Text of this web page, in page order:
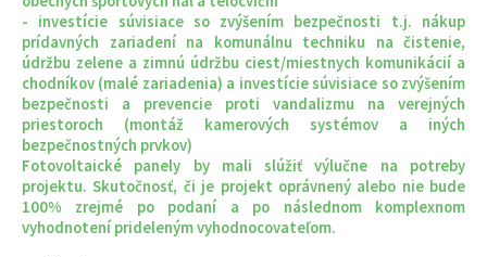
- investície súvisiace so zvýšením bezpečnosti t.j. nákup
prídavných zariadení na komunálnu techniku na čistenie,
údržbu zelene a zimnú údržbu ciest/miestnych komunikácií a
chodníkov (malé zariadenia) a investície súvisiace so zvýšením
bezpečnosti a prevencie proti vandalizmu na verejných
priestoroch (montáž kamerových systémov a iných
bezpečnostných prvkov)
Fotovoltaické panely by mali slúžiť výlučne na potreby
projektu. Skutočnosť, či je projekt oprávnený alebo nie bude
100% zrejmé po podaní a po následnom komplexnom
vyhodnotení prideleným vyhodnocovateľom.